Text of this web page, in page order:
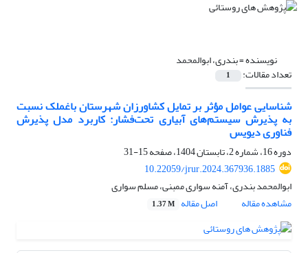
نویسنده =بندری، ابوالمحمد
تعداد مقالات: 1
شناسایی عوامل مؤثر بر تمایل کشاورزان شهرستان باغملک نسبت
به پذیرش سیستم‌های آبیاری تحت‌فشار: کاربرد مدل پذیرش
فناوری دیویس
دوره 16، شماره 2، تابستان 1404، صفحه
15-31
10.22059/jrur.2024.367936.1885
ابوالمحمد بندری، آمنه سواری ممبنی، مسلم سواری
مشاهده مقاله
اصل مقاله 1.37 M